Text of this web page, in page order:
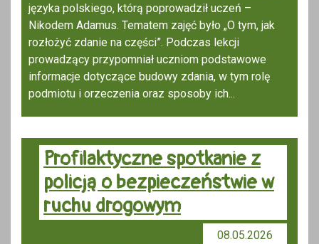
języka polskiego, którą poprowadził uczeń –
Nikodem Adamus. Tematem zajęć było „O tym, jak
rozłożyć zdanie na części”. Podczas lekcji
prowadzący przypomniał uczniom podstawowe
informacje dotyczące budowy zdania, w tym rolę
podmiotu i orzeczenia oraz sposoby ich...
Profilaktyczne spotkanie z
policją o bezpieczeństwie w
ruchu drogowym
08.05.2026